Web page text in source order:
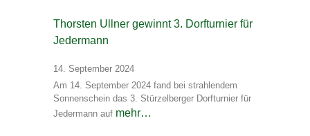
Thorsten Ullner gewinnt 3. Dorfturnier für
Jedermann
14. September 2024
Am 14. September 2024 fand bei strahlendem
Sonnenschein das 3. Stürzelberger Dorfturnier für
Jedermann auf mehr…